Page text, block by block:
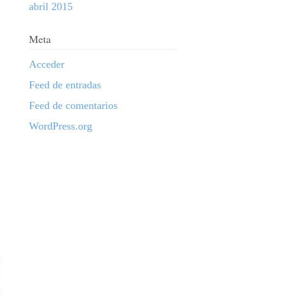
abril 2015
Meta
Acceder
Feed de entradas
Feed de comentarios
WordPress.org